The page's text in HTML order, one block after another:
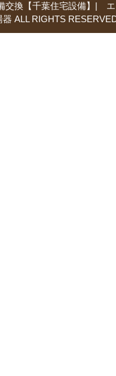
交換【千葉住宅設備】|
ALL RIGHTS